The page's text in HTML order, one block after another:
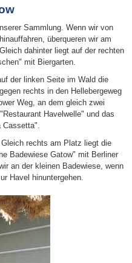
Sammlung. Wenn wir von
überqueren wir am
dahinter liegt auf der rechten
mit Biergarten.
der linken Seite im Wald die
rechts in den Hellebergeweg
Weg, an dem gleich zwei
Havelwelle" und das
rechts am Platz liegt die
Badewiese Gatow" mit Berliner
an der kleinen Badewiese, wenn
Havel hinuntergehen.